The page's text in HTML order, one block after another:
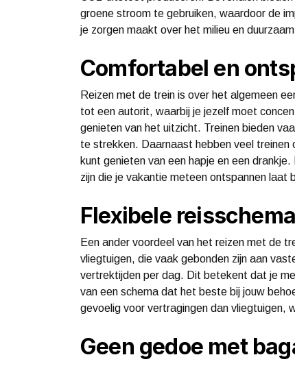
groene stroom te gebruiken, waardoor de
je zorgen maakt over het milieu en
Comfortabel en
Reizen met de trein is over het algemeen
tot een autorit, waarbij je jezelf moet
genieten van het uitzicht. Treinen bieden
te strekken. Daarnaast hebben veel
kunt genieten van een hapje en een
zijn die je vakantie meteen ontspannen laat
Flexibele
Een ander voordeel van het reizen met de
vliegtuigen, die vaak gebonden zijn aan
vertrektijden per dag. Dit betekent dat je
van een schema dat het beste bij jouw
gevoelig voor vertragingen dan vliegtuigen,
Geen gedoe met